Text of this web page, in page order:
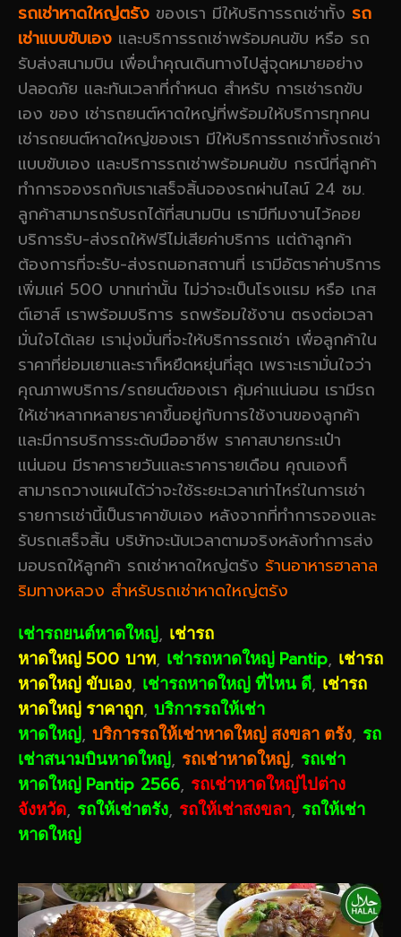
รถเช่าหาดใหญ่ตรัง ของเรา มีให้บริการรถเช่าทั้ง รถ
เช่าแบบขับเอง และบริการรถเช่าพร้อมคนขับ หรือ รถ
รับส่งสนามบิน เพื่อนำคุณเดินทางไปสู่จุดหมายอย่าง
ปลอดภัย และทันเวลาที่กำหนด สำหรับ การเช่ารถขับ
เอง ของ เช่ารถยนต์หาดใหญ่ที่พร้อมให้บริการทุกคน
เช่ารถยนต์หาดใหญ่ของเรา มีให้บริการรถเช่าทั้งรถเช่า
แบบขับเอง และบริการรถเช่าพร้อมคนขับ กรณีที่ลูกค้า
ทำการจองรถกับเราเสร็จสิ้นจองรถผ่านไลน์ 24 ชม.
ลูกค้าสามารถรับรถได้ที่สนามบิน เรามีทีมงานไว้คอย
บริการรับ-ส่งรถให้ฟรีไม่เสียค่าบริการ แต่ถ้าลูกค้า
ต้องการที่จะรับ-ส่งรถนอกสถานที่ เรามีอัตราค่าบริการ
เพิ่มแค่ 500 บาทเท่านั้น ไม่ว่าจะเป็นโรงแรม หรือ เกส
ต์เฮาส์ เราพร้อมบริการ รถพร้อมใช้งาน ตรงต่อเวลา
มั่นใจได้เลย เรามุ่งมั่นที่จะให้บริการรถเช่า เพื่อลูกค้าใน
ราคาที่ย่อมเยาและราก็หยืดหยุ่นที่สุด เพราะเรามั่นใจว่า
คุณภาพบริการ/รถยนต์ของเรา คุ้มค่าแน่นอน เรามีรถ
ให้เช่าหลากหลายราคาขึ้นอยู่กับการใช้งานของลูกค้า
และมีการบริการระดับมืออาชีพ ราคาสบายกระเป๋า
แน่นอน มีราคารายวันและราคารายเดือน คุณเองก็
สามารถวางแผนได้ว่าจะใช้ระยะเวลาเท่าไหร่ในการเช่า
รายการเช่านี้เป็นราคาขับเอง หลังจากที่ทำการจองและ
รับรถเสร็จสิ้น บริษัทจะนับเวลาตามจริงหลังทำการส่ง
มอบรถให้ลูกค้า รถเช่าหาดใหญ่ตรัง ร้านอาหารฮาลาล
ริมทางหลวง สำหรับรถเช่าหาดใหญ่ตรัง
เช่ารถยนต์หาดใหญ่, เช่ารถ
หาดใหญ่ 500 บาท, เช่ารถหาดใหญ่ Pantip, เช่ารถ
หาดใหญ่ ขับเอง, เช่ารถหาดใหญ่ ที่ไหน ดี, เช่ารถ
หาดใหญ่ ราคาถูก, บริการรถให้เช่า
หาดใหญ่, บริการรถให้เช่าหาดใหญ่ สงขลา ตรัง, รถ
เช่าสนามบินหาดใหญ่, รถเช่าหาดใหญ่, รถเช่า
หาดใหญ่ Pantip 2566, รถเช่าหาดใหญ่ไปต่าง
จังหวัด, รถให้เช่าตรัง, รถให้เช่าสงขลา, รถให้เช่า
หาดใหญ่